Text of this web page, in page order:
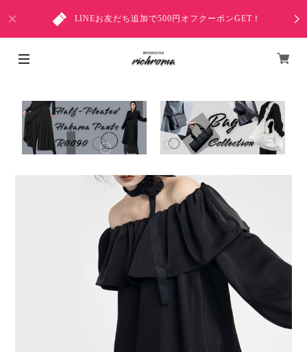
LINEお友だち追加で500円オフクーポンGET！